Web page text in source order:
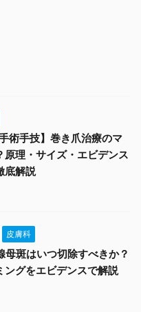
術手技】巻き爪治療のマ
原理・サイズ・エビデンス
底解説
皮膚科
母斑はいつ切除すべきか？
ングをエビデンスで解説